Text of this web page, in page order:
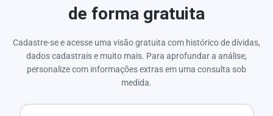
de forma gratuita
Cadastre-se e acesse uma visão gratuita com histórico de dívidas,
dados cadastrais e muito mais. Para aprofundar a análise,
personalize com informações extras em uma consulta sob
medida.